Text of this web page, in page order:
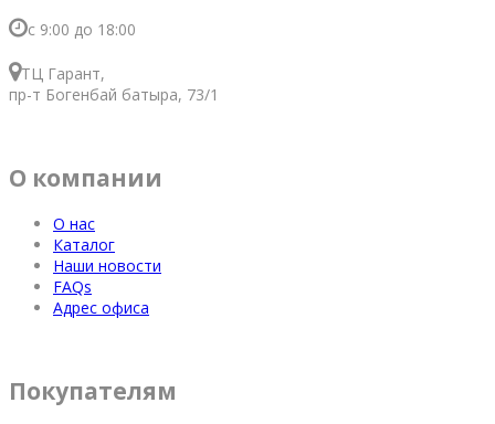
с 9:00 до 18:00
ТЦ Гарант,
пр-т Богенбай батыра, 73/1
О компании
О нас
Каталог
Наши новости
FAQs
Адрес офиса
Покупателям